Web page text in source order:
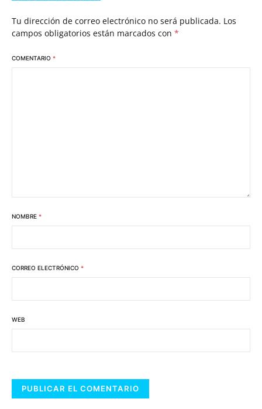
Tu dirección de correo electrónico no será publicada. Los
campos obligatorios están marcados con *
COMENTARIO *
NOMBRE *
CORREO ELECTRÓNICO *
WEB